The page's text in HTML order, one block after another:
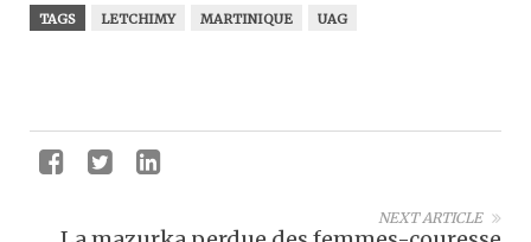
TAGS LETCHIMY MARTINIQUE UAG
NEXT ARTICLE